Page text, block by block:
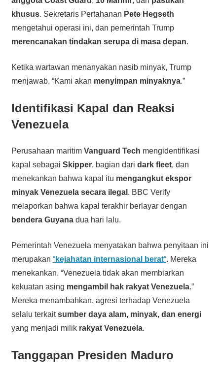
khusus. Sekretaris Pertahanan Pete Hegseth
mengetahui operasi ini, dan pemerintah Trump
merencanakan tindakan serupa di masa depan.
Ketika wartawan menanyakan nasib minyak, Trump
menjawab, “Kami akan menyimpan minyaknya.”
Identifikasi Kapal dan Reaksi
Venezuela
Perusahaan maritim Vanguard Tech mengidentifikasi
kapal sebagai Skipper, bagian dari dark fleet, dan
menekankan bahwa kapal itu mengangkut ekspor
minyak Venezuela secara ilegal . BBC Verify
melaporkan bahwa kapal terakhir berlayar dengan
bendera Guyanadua hari lalu.
Pemerintah Venezuela menyatakan bahwa penyitaan ini
merupakan “kejahatan internasional berat“. Mereka
menekankan, “Venezuela tidak akan membiarkan
kekuatan asing mengambil hak rakyat Venezuela.”
Mereka menambahkan, agresi terhadap Venezuela
selalu terkaitsumber daya alam, minyak, dan energi
yang menjadi milik rakyat Venezuela.
Tanggapan Presiden Maduro